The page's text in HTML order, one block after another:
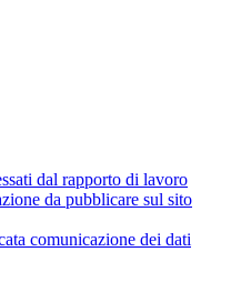
dal rapporto di lavoro
da pubblicare sul sito
comunicazione dei dati